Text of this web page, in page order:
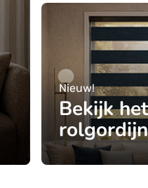
Nieuw!
Bekijk